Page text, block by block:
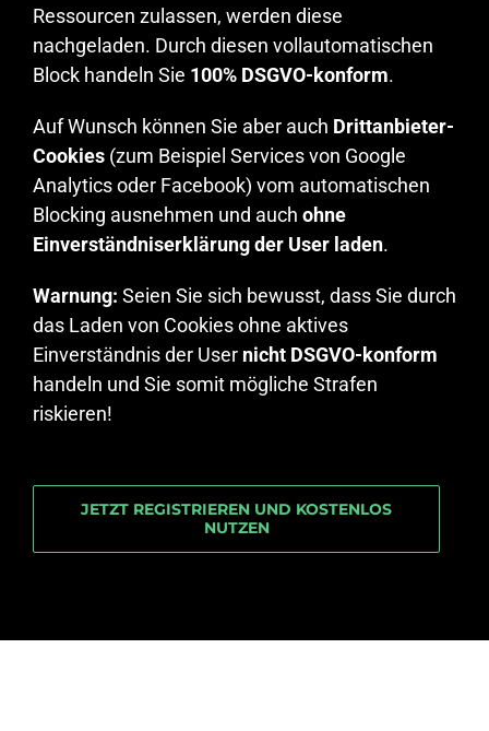
Ressourcen zulassen, werden diese
nachgeladen. Durch diesen vollautomatischen
Block handeln Sie 100% DSGVO-konform.
Auf Wunsch können Sie aber auch Drittanbieter-
Cookies (zum Beispiel Services von Google
Analytics oder Facebook) vom automatischen
Blocking ausnehmen und auch ohne
Einverständniserklärung der User laden.
Warnung: Seien Sie sich bewusst, dass Sie durch
das Laden von Cookies ohne aktives
Einverständnis der User nicht DSGVO-konform
handeln und Sie somit mögliche Strafen
riskieren!
JETZT REGISTRIEREN UND KOSTENLOS
NUTZEN